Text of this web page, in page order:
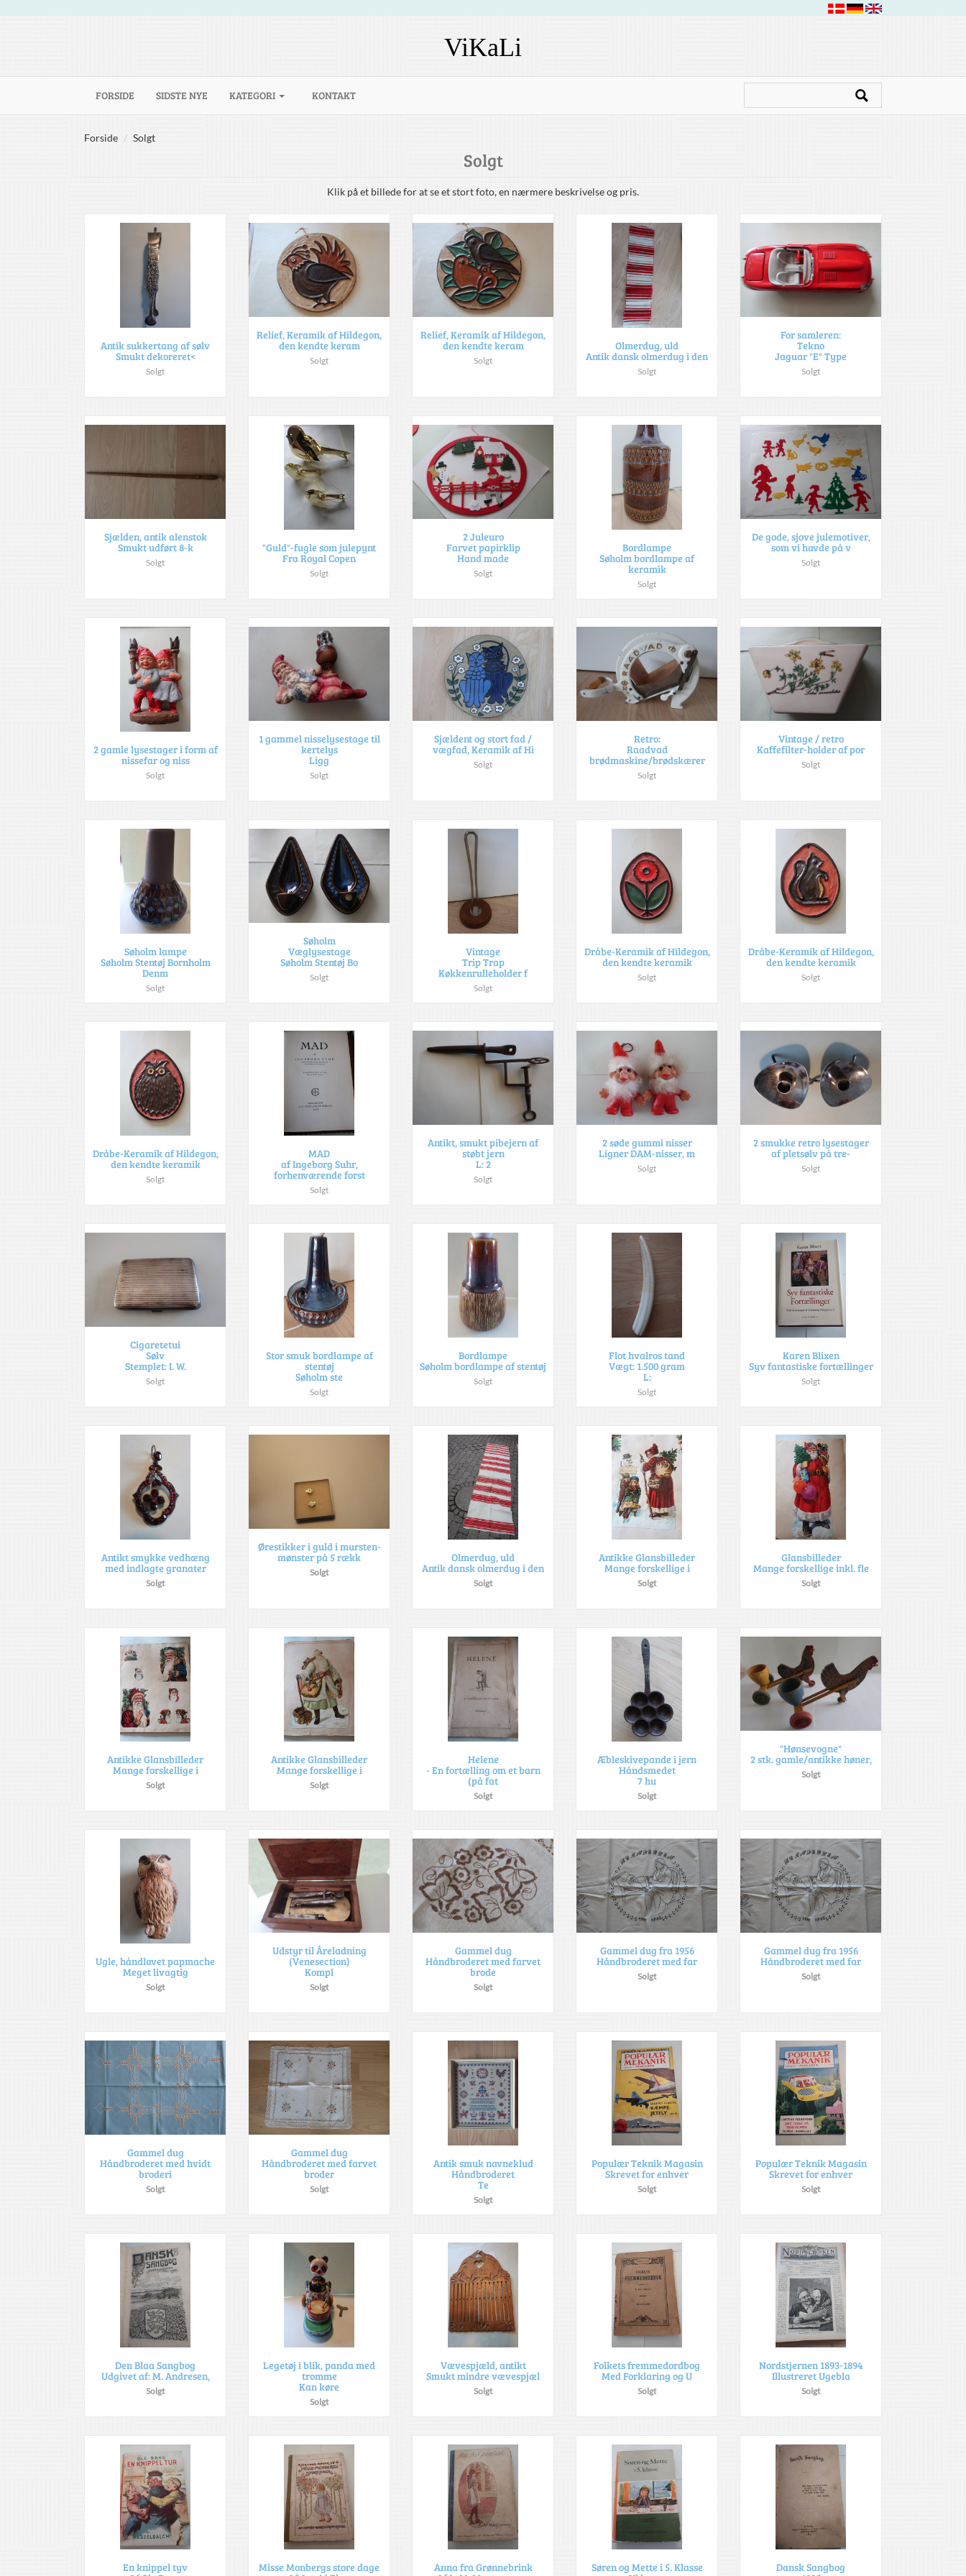
ViKaLi
FORSIDE (CURRENT)
SIDSTE NYE KATEGORI KONTAKT
Forside Solgt
Solgt
Klik på et billede for at se et stort foto, en nærmere beskrivelse og pris.
Antik sukkertang af sølv
Smukt dekoreret<
Solgt
Relief, Keramik af Hildegon,
den kendte keram
Solgt
Relief, Keramik af Hildegon,
den kendte keram
Solgt
Olmerdug, uld
Antik dansk olmerdug i den
Solgt
For samleren:
Tekno
Jaguar "E" Type
Solgt
Sjælden, antik alenstok
Smukt udført 8-k
Solgt
"Guld"-fugle som julepynt
Fra Royal Copen
Solgt
2 Juleuro
Farvet papirklip
Hand made
Solgt
Bordlampe
Søholm bordlampe af
keramik
Solgt
De gode, sjove julemotiver,
som vi havde på v
Solgt
2 gamle lysestager i form af
nissefar og niss
Solgt
1 gammel nisselysestage til
kertelys
Ligg
Solgt
Sjældent og stort fad /
vægfad, Keramik af Hi
Solgt
Retro:
Raadvad
brødmaskine/brødskærer
Solgt
Vintage / retro
Kaffefilter-holder af por
Solgt
Søholm lampe
Søholm Stentøj Bornholm
Denm
Solgt
Søholm
Væglysestage
Søholm Stentøj Bo
Solgt
Vintage
Trip Trap
Køkkenrulleholder f
Solgt
Dråbe-Keramik af Hildegon,
den kendte keramik
Solgt
Dråbe-Keramik af Hildegon,
den kendte keramik
Solgt
Dråbe-Keramik af Hildegon,
den kendte keramik
Solgt
MAD
af Ingeborg Suhr,
forhenværende forst
Solgt
Antikt, smukt pibejern af
støbt jern
L: 2
Solgt
2 søde gummi nisser
Ligner DAM-nisser, m
Solgt
2 smukke retro lysestager
af pletsølv på tre-
Solgt
Cigaretetui
Sølv
Stemplet: I. W.
Solgt
Stor smuk bordlampe af
stentøj
Søholm ste
Solgt
Bordlampe
Søholm bordlampe af stentøj
Solgt
Flot hvalros tand
Vægt: 1.500 gram
L:
Solgt
Karen Blixen
Syv fantastiske fortællinger
Solgt
Antikt smykke vedhæng
med indlagte granater
Solgt
Ørestikker i guld i mursten-
mønster på 5 rækk
Solgt
Olmerdug, uld
Antik dansk olmerdug i den
Solgt
Antikke Glansbilleder
Mange forskellige i
Solgt
Glansbilleder
Mange forskellige inkl. fle
Solgt
Antikke Glansbilleder
Mange forskellige i
Solgt
Antikke Glansbilleder
Mange forskellige i
Solgt
Helene
- En fortælling om et barn
(på fat
Solgt
Æbleskivepande i jern
Håndsmedet
7 hu
Solgt
"Hønsevogne"
2 stk. gamle/antikke høner,
Solgt
Ugle, håndlavet papmache
Meget livagtig
Solgt
Udstyr til Åreladning
(Venesection)
Kompl
Solgt
Gammel dug
Håndbroderet med farvet
brode
Solgt
Gammel dug fra 1956
Håndbroderet med far
Solgt
Gammel dug fra 1956
Håndbroderet med far
Solgt
Gammel dug
Håndbroderet med hvidt
broderi
Solgt
Gammel dug
Håndbroderet med farvet
broder
Solgt
Antik smuk navneklud
Håndbroderet
Te
Solgt
Populær Teknik Magasin
Skrevet for enhver
Solgt
Populær Teknik Magasin
Skrevet for enhver
Solgt
Den Blaa Sangbog
Udgivet af: M. Andresen,
Solgt
Legetøj i blik, panda med
tromme
Kan køre
Solgt
Vævespjæld, antikt
Smukt mindre vævespjæl
Solgt
Folkets fremmedordbog
Med Forklaring og U
Solgt
Nordstjernen 1893-1894
Illustreret Ugebla
Solgt
En knippel tyv Misse Monbergs store dage Anna fra Grønnebrink Søren og Mette i 5. Klasse Dansk Sangbog